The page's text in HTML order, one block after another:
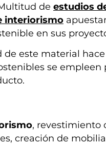
de estudios
interiorismo
en sus
de este material
se empleen
, revestimiento
creación de